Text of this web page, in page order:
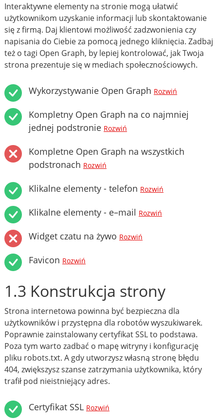
Interaktywne elementy na stronie mogą ułatwić
użytkownikom uzyskanie informacji lub skontaktowanie
się z firmą. Daj klientowi możliwość zadzwonienia czy
napisania do Ciebie za pomocą jednego kliknięcia. Zadbaj
też o tagi Open Graph, by lepiej kontrolować, jak Twoja
strona prezentuje się w mediach społecznościowych.
Wykorzystywanie Open Graph Rozwiń
Kompletny Open Graph na co najmniej
jednej podstronie Rozwiń
Kompletne Open Graph na wszystkich
podstronach Rozwiń
Klikalne elementy - telefon Rozwiń
Klikalne elementy - e–mail Rozwiń
Widget czatu na żywo Rozwiń
Favicon Rozwiń
1.3 Konstrukcja strony
Strona internetowa powinna być bezpieczna dla
użytkowników i przystępna dla robotów wyszukiwarek.
Poprawnie zainstalowany certyfikat SSL to podstawa.
Poza tym warto zadbać o mapę witryny i konfigurację
pliku robots.txt. A gdy utworzysz własną stronę błędu
404, zwiększysz szanse zatrzymania użytkownika, który
trafił pod nieistniejący adres.
Certyfikat SSL Rozwiń